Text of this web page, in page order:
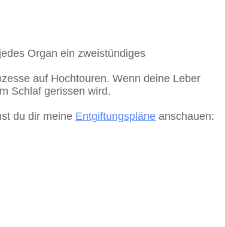
Organ ein zweistündiges
auf Hochtouren. Wenn deine Leber
Schlaf gerissen wird.
du dir meine Entgiftungspläne anschauen: